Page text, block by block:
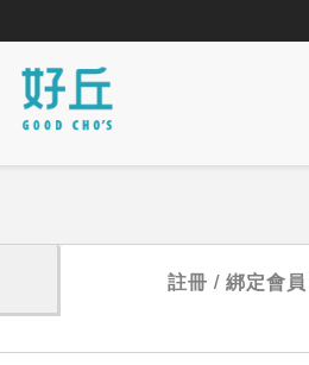
註冊 / 綁定會員